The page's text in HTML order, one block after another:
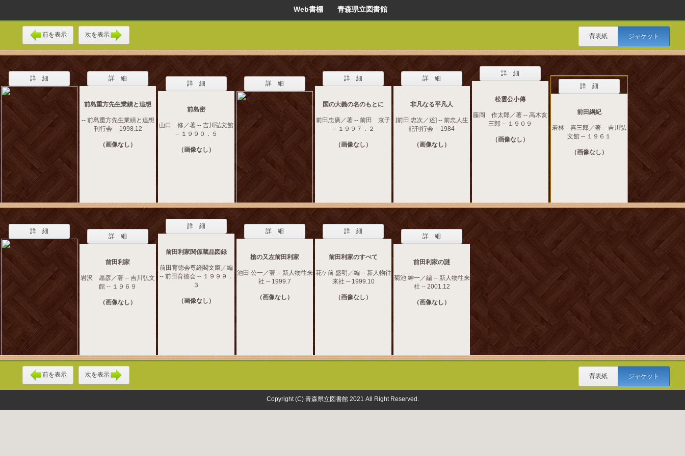
Web書棚 青森県立図書館
前を表示 次を表示 背表紙 ジャケット
詳 細 詳 細
前島重方先生業績と追想
-- 前島重方先生業績と追想
刊行会 -- 1998.12
（画像なし）
詳 細
前島密
山口 修／著 -- 吉川弘文館
-- １９９０．５
（画像なし）
詳 細
詳 細
国の大義の名のもとに
前田忠廣／著 -- 前田 京子
-- １９９７．２
（画像なし）
詳 細
非凡なる平凡人
[前田 忠次／述] -- 前忠人生
記刊行会 -- 1984
（画像なし）
詳 細
松雲公小傳
藤岡 作太郎／著 -- 高木亥
三郎 -- １９０９
（画像なし）
詳 細
前田綱紀
若林 喜三郎／著 -- 吉川弘
文館 -- １９６１
（画像なし）
詳 細
詳 細
前田利家
岩沢 愿彦／著 -- 吉川弘文
館 -- １９６９
（画像なし）
詳 細
前田利家関係蔵品図録
前田育徳会尊経閣文庫／編
-- 前田育徳会 -- １９９９．
３
（画像なし）
詳 細
槍の又左前田利家
池田 公一／著 -- 新人物往来
社 -- 1999.7
（画像なし）
詳 細
前田利家のすべて
花ケ前 盛明／編 -- 新人物往
来社 -- 1999.10
（画像なし）
詳 細
前田利家の謎
菊池 紳一／編 -- 新人物往来
社 -- 2001.12
（画像なし）
前を表示 次を表示 背表紙 ジャケット
Copyright (C) 青森県立図書館 2021 All Right Reserved.